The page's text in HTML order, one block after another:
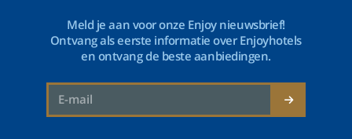
Meld je aan voor onze Enjoy nieuwsbrief!
Ontvang als eerste informatie over Enjoyhotels
en ontvang de beste aanbiedingen.